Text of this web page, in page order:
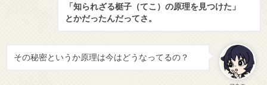
「知られざる梃子（てこ）の原理を見つけた」
とかだったんだってさ。
その秘密というか原理は今はどうなってるの？